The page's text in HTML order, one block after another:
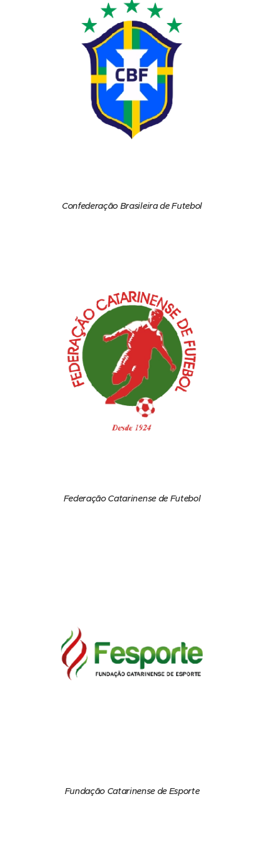
Confederação Brasileira de Futebol
Federação Catarinense de Futebol
Fundação Catarinense de Esporte